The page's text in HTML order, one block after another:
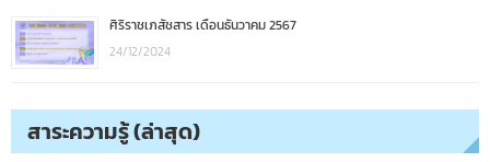
ศิริราชเภสัชสาร เดือนธันวาคม 2567
24/12/2024
สาระความรู้ (ล่าสุด)